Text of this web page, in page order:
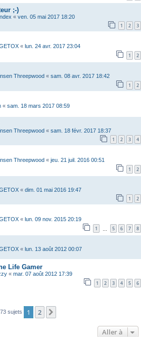
;-)
« ven. 05 mai 2017 18:20
1 2 3
« lun. 24 avr. 2017 23:04
1 2
Threepwood « sam. 08 avr. 2017 18:42
1 2
« sam. 18 mars 2017 08:59
Threepwood « sam. 18 févr. 2017 18:37
1 2 3 4
Threepwood « jeu. 21 juil. 2016 00:51
1 2
« dim. 01 mai 2016 19:47
1 2
« lun. 09 nov. 2015 20:19
1 5 6 7 8
« lun. 13 août 2012 00:07
Life Gamer
« mar. 07 août 2012 17:39
1 2 3 4 5 6
73 sujets 1 2
Aller à